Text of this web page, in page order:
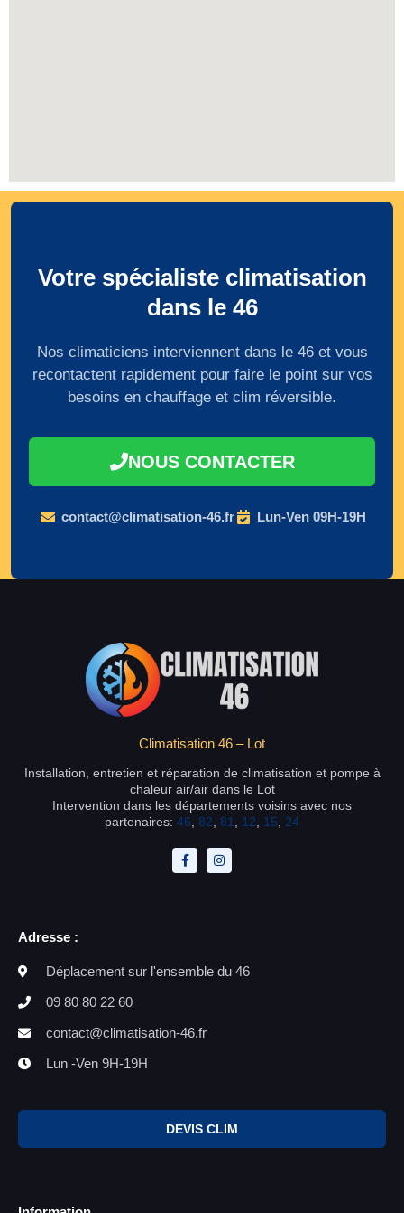
Votre spécialiste climatisation
dans le 46
Nos climaticiens interviennent dans le 46 et vous
recontactent rapidement pour faire le point sur vos
besoins en chauffage et clim réversible.
NOUS CONTACTER
contact@climatisation-46.fr Lun-Ven 09H-19H
Climatisation 46 – Lot
Installation, entretien et réparation de climatisation et pompe à
chaleur air/air dans le Lot
Intervention dans les départements voisins avec nos
partenaires: 46 82 81 12 15 24
Adresse :
Déplacement sur l'ensemble du 46
09 80 80 22 60
contact@climatisation-46.fr
Lun -Ven 9H-19H
DEVIS CLIM